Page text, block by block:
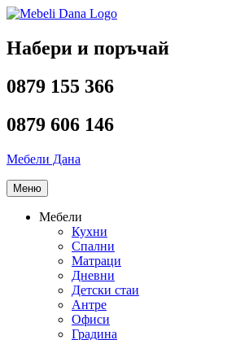
Напред
съдържанието
Набери и поръчай
0879 155 366
0879 606 146
Мебели Дана
Меню
Мебели
Кухни
Спални
Матраци
Дневни
Детски стаи
Антре
Офиси
Градина